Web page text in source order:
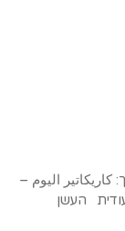
اليوم –
העשן